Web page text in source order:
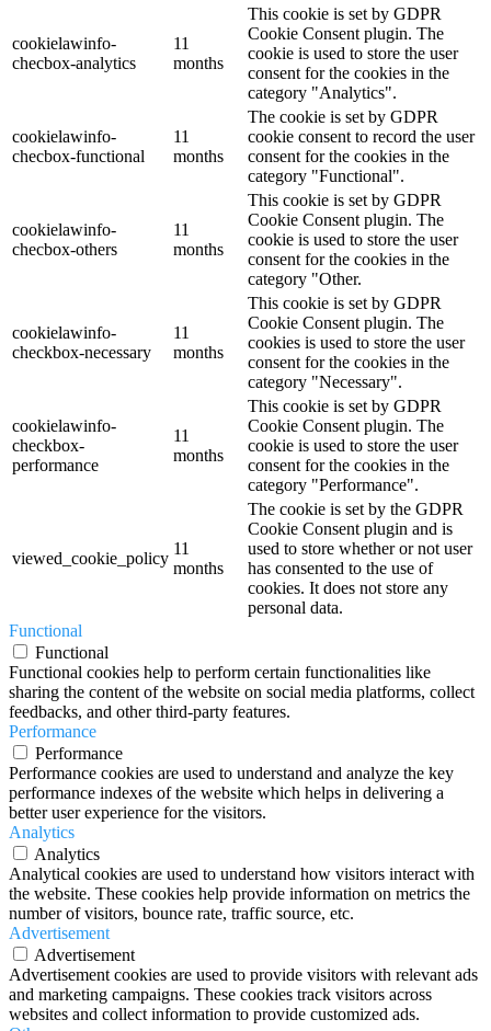
cookielawinfo-
checbox-analytics
11
months
This cookie is set by GDPR
Cookie Consent plugin. The
cookie is used to store the user
consent for the cookies in the
category "Analytics".
cookielawinfo-
checbox-functional
11
months
The cookie is set by GDPR
cookie consent to record the user
consent for the cookies in the
category "Functional".
cookielawinfo-
checbox-others
11
months
This cookie is set by GDPR
Cookie Consent plugin. The
cookie is used to store the user
consent for the cookies in the
category "Other.
cookielawinfo-
checkbox-necessary
11
months
This cookie is set by GDPR
Cookie Consent plugin. The
cookies is used to store the user
consent for the cookies in the
category "Necessary".
cookielawinfo-
checkbox-
performance
11
months
This cookie is set by GDPR
Cookie Consent plugin. The
cookie is used to store the user
consent for the cookies in the
category "Performance".
viewed_cookie_policy
11
months
The cookie is set by the GDPR
Cookie Consent plugin and is
used to store whether or not user
has consented to the use of
cookies. It does not store any
personal data.
Functional
Functional
Functional cookies help to perform certain functionalities like
sharing the content of the website on social media platforms, collect
feedbacks, and other third-party features.
Performance
Performance
Performance cookies are used to understand and analyze the key
performance indexes of the website which helps in delivering a
better user experience for the visitors.
Analytics
Analytics
Analytical cookies are used to understand how visitors interact with
the website. These cookies help provide information on metrics the
number of visitors, bounce rate, traffic source, etc.
Advertisement
Advertisement
Advertisement cookies are used to provide visitors with relevant ads
and marketing campaigns. These cookies track visitors across
websites and collect information to provide customized ads.